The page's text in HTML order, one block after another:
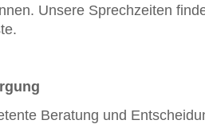
Unsere Sprechzeiten
Beratung und